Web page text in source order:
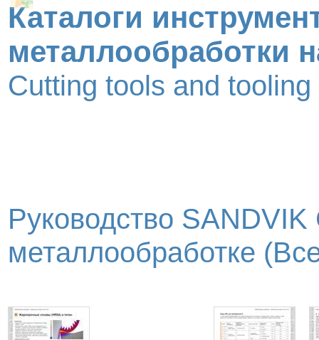
Каталоги
металлообработки
Cutting tools and
Руководство
металлообработке